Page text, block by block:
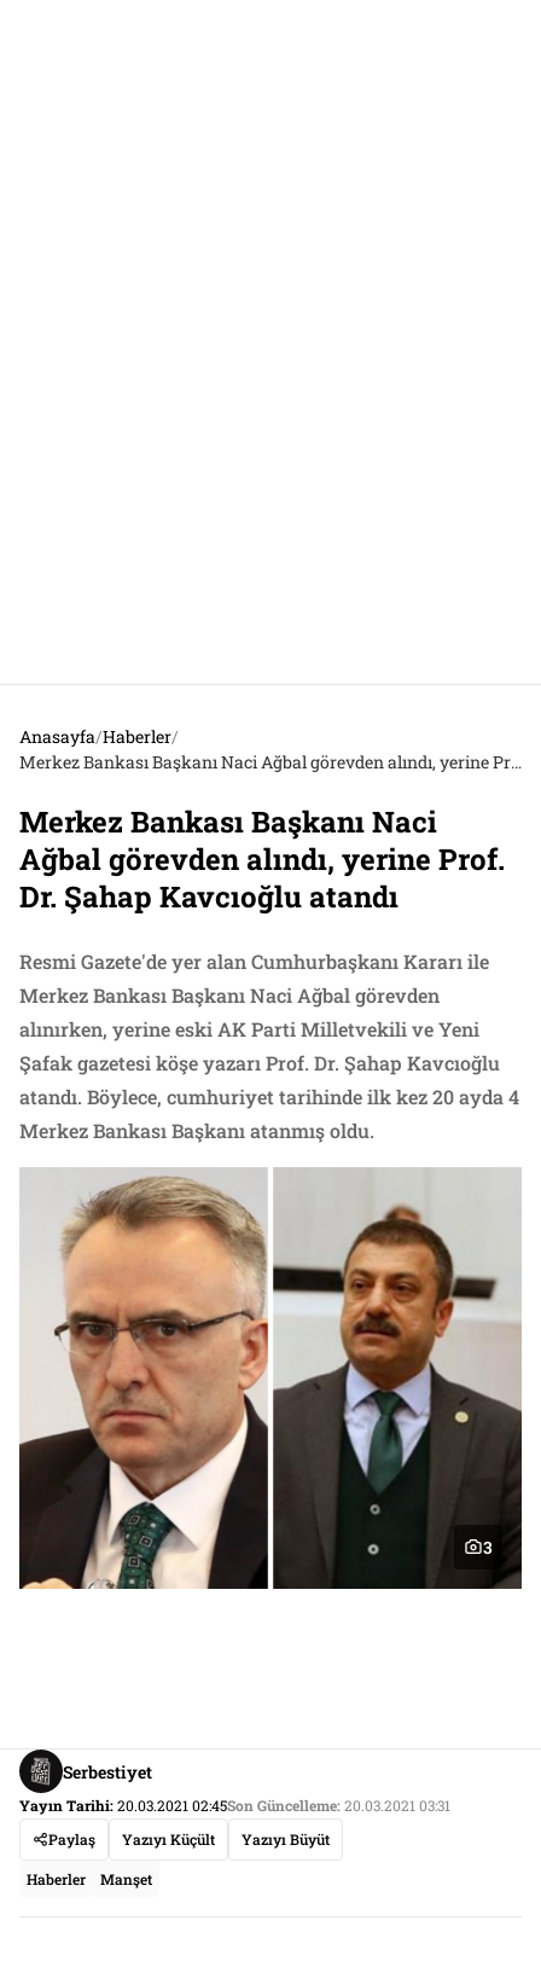
Anasayfa/Haberler/
Merkez Bankası Başkanı Naci Ağbal görevden alındı, yerine Prof. Dr. Şahap Kavcıoğlu atandı
Merkez Bankası Başkanı Naci
Ağbal görevden alındı, yerine Prof.
Dr. Şahap Kavcıoğlu atandı
Resmi Gazete'de yer alan Cumhurbaşkanı Kararı ile
Merkez Bankası Başkanı Naci Ağbal görevden
alınırken, yerine eski AK Parti Milletvekili ve Yeni
Şafak gazetesi köşe yazarı Prof. Dr. Şahap Kavcıoğlu
atandı. Böylece, cumhuriyet tarihinde ilk kez 20 ayda 4
Merkez Bankası Başkanı atanmış oldu.
3
Serbestiyet
Yayın Tarihi:20.03.2021 02:45Son Güncelleme:20.03.2021 03:31
Paylaş
Yazıyı Küçült Yazıyı Büyüt
Haberler Manşet